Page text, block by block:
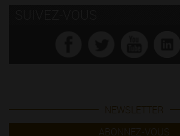
NEWSLETTER
ABONNEZ-VOUS